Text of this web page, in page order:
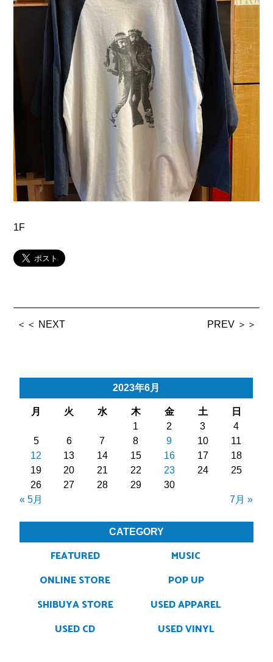
1F
＜＜ NEXT PREV ＞＞
2023年6月
月 火 水 木 金 土 日
« 5月 7月 »
1 2 3
4
5
6 7 8 9 10
11
12
13 14 15 16 17
18
19
20 21 22 23 24
25
26
27 28 29 30
CATEGORY
FEATURED
MUSIC
ONLINE STORE
POP UP
SHIBUYA STORE
USED APPAREL
USED CD
USED VINYL